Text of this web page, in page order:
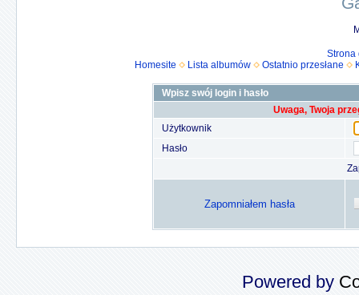
Strona
Homesite
Lista albumów Ostatnio przesłane
Wpisz swój login i hasło
Uwaga, Twoja
Użytkownik
Hasło
Zapomniałem hasła
Powered by